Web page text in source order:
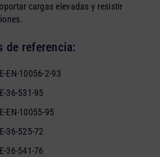
cargas elevadas y resistir
de referencia:
EN-10056-2-93
36-531-95
EN-10055-95
36-525-72
36-541-76